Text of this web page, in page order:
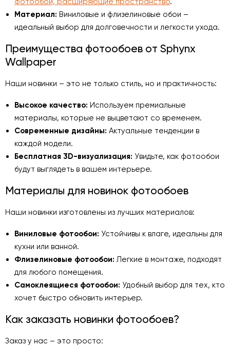
Материал: Виниловые и флизелиновые обои –
идеальный выбор для долговечности и легкости ухода.
Преимущества фотообоев от Sphynx
Wallpaper
Наши новинки – это не только стиль, но и практичность:
Высокое качество: Используем премиальные
материалы, которые не выцветают со временем.
Современные дизайны: Актуальные тенденции в
каждой модели.
Бесплатная 3D-визуализация: Увидьте, как фотообои
будут выглядеть в вашем интерьере.
Материалы для новинок фотообоев
Наши новинки изготовлены из лучших материалов:
Виниловые фотообои: Устойчивы к влаге, идеальны для
кухни или ванной.
Флизелиновые фотообои: Легкие в монтаже, подходят
для любого помещения.
Самоклеящиеся фотообои: Удобный выбор для тех, кто
хочет быстро обновить интерьер.
Как заказать новинки фотообоев?
Заказ у нас – это просто: